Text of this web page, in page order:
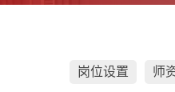
岗位设置 师